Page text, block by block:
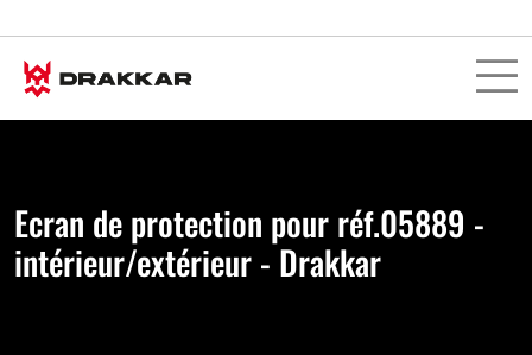
Ecran de protection pour réf.05889 -
intérieur/extérieur - Drakkar